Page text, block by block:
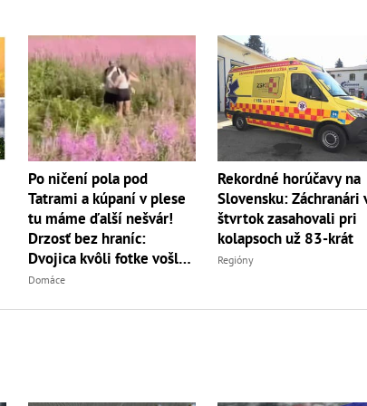
Po ničení pola pod
Tatrami a kúpaní v plese
tu máme ďalší nešvár!
Drzosť bez hraníc:
Dvojica kvôli fotke vošla
do...
Domáce
Rekordné horúčavy na
Slovensku: Záchranári
štvrtok zasahovali pri
kolapsoch už 83-krát
Regióny